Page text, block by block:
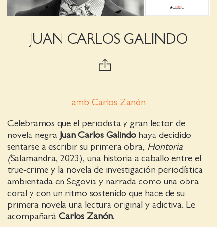
JUAN CARLOS GALINDO
amb Carlos Zanón
Celebramos que el periodista y gran lector de
novela negra Juan Carlos Galindo haya decidido
sentarse a escribir su primera obra, Hontoria
(Salamandra, 2023), una historia a caballo entre el
true-crime y la novela de investigación periodística
ambientada en Segovia y narrada como una obra
coral y con un ritmo sostenido que hace de su
primera novela una lectura original y adictiva. Le
acompañará Carlos Zanón.